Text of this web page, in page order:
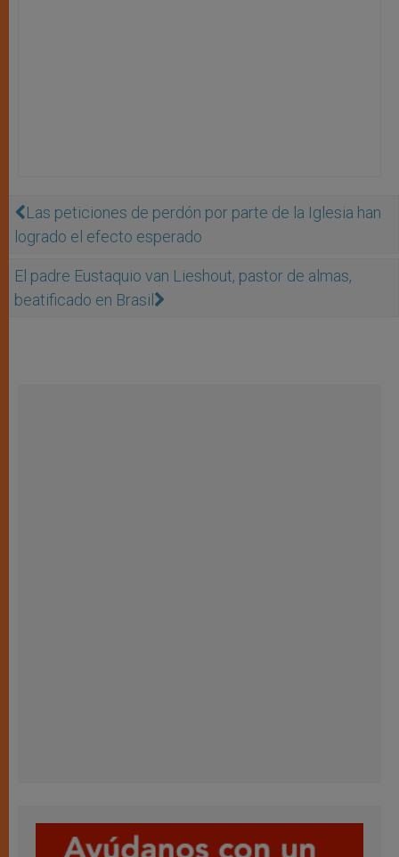
Las peticiones de perdón por parte de la Iglesia han
logrado el efecto esperado
El padre Eustaquio van Lieshout, pastor de almas,
beatificado en Brasil